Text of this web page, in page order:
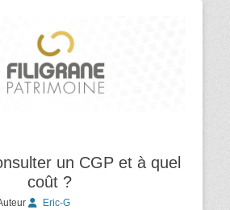
un CGP et à quel
coût ?
Eric-G